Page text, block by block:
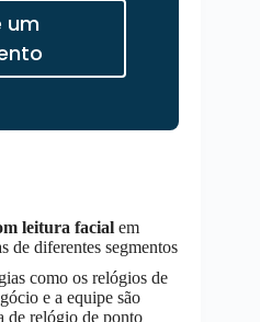
um
leitura facial em
de diferentes segmentos
como os relógios de
e a equipe são
de relógio de ponto